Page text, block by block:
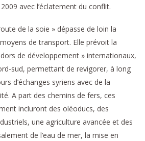
avec l’éclatement du conflit.
de la soie » dépasse de loin la
de transport. Elle prévoit la
de développement » internationaux,
sud, permettant de revigorer, à long
d’échanges syriens avec de la
A part des chemins de fers, ces
incluront des oléoducs, des
une agriculture avancée et des
de l’eau de mer, la mise en